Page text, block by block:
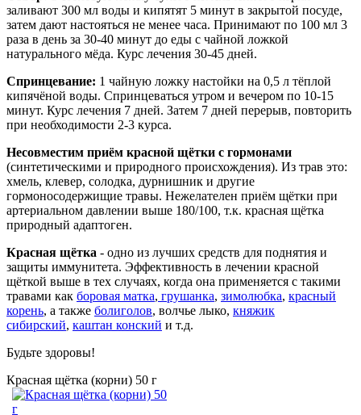
заливают 300 мл воды и кипятят 5 минут в закрытой посуде,
затем дают настояться не менее часа. Принимают по 100 мл 3
раза в день за 30-40 минут до еды с чайной ложкой
натурального мёда. Курс лечения 30-45 дней.
Спринцевание: 1 чайную ложку настойки на 0,5 л тёплой
кипячёной воды. Спринцеваться утром и вечером по 10-15
минут. Курс лечения 7 дней. Затем 7 дней перерыв, повторить
при необходимости 2-3 курса.
Несовместим приём красной щётки с гормонами
(синтетическими и природного происхождения). Из трав это:
хмель, клевер, солодка, дурнишник и другие
гормоносодержищие травы. Нежелателен приём щётки при
артериальном давлении выше 180/100, т.к. красная щётка
природный адаптоген.
Красная щётка - одно из лучших средств для поднятия и
защиты иммунитета. Эффективность в лечении красной
щёткой выше в тех случаях, когда она применяется с такими
травами как боровая матка, грушанка, зимолюбка, красный
корень, а также болиголов, волчье лыко, княжик
сибирский, каштан конский и т.д.
Будьте здоровы!
Красная щётка (корни) 50 г